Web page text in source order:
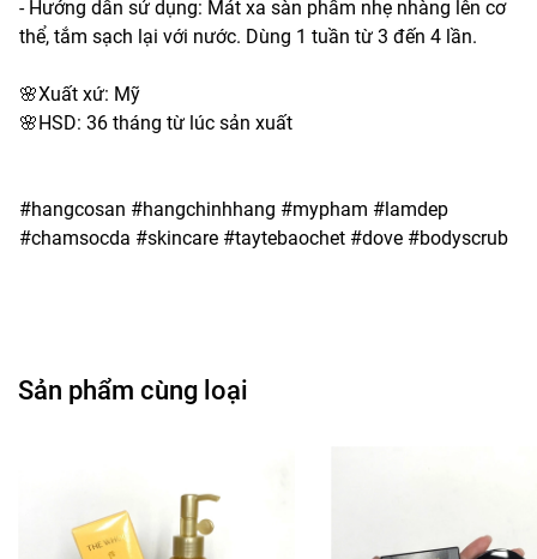
- Hướng dẫn sử dụng: Mát xa sàn phẩm nhẹ nhàng lên cơ
thể, tắm sạch lại với nước. Dùng 1 tuần từ 3 đến 4 lần.
🌸Xuất xứ: Mỹ
🌸HSD: 36 tháng từ lúc sản xuất
#hangcosan #hangchinhhang #mypham #lamdep
#chamsocda #skincare #taytebaochet #dove #bodyscrub
Sản phẩm cùng loại